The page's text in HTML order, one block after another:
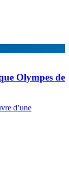
Olympes de
d’une